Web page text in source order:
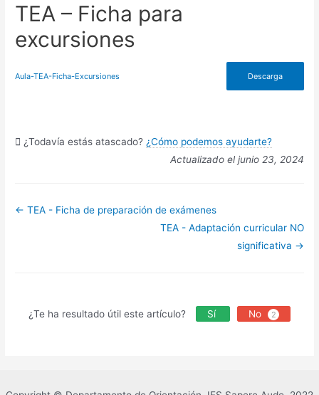
TEA – Ficha para
excursiones
Aula-TEA-Ficha-Excursiones Descarga
¿Todavía estás atascado? ¿Cómo podemos ayudarte?
Actualizado el junio 23, 2024
Navegación
← TEA - Ficha de preparación de exámenes
TEA - Adaptación curricular NO
significativa →
¿Te ha resultado útil este artículo? Sí No 2